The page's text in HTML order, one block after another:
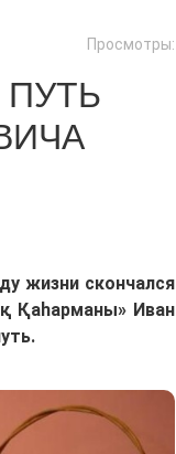
Просмотры:
жизни скончался
Қаһарманы» Иван